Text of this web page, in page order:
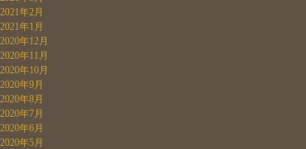
2021年2月
2021年1月
2020年12月
2020年11月
2020年10月
2020年9月
2020年8月
2020年7月
2020年6月
2020年5月